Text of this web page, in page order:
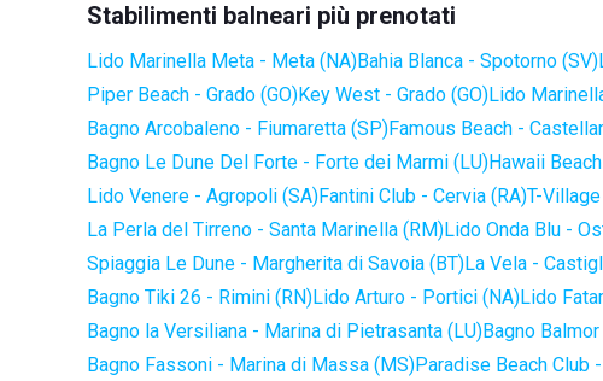
Stabilimenti balneari più prenotati
Lido Marinella Meta - Meta (NA)Bahia Blanca - Spotorno (SV)
Piper Beach - Grado (GO)Key West - Grado (GO)Lido
Bagno Arcobaleno - Fiumaretta (SP)Famous Beach -
Bagno Le Dune Del Forte - Forte dei Marmi (LU)Hawaii
Lido Venere - Agropoli (SA)Fantini Club - Cervia (RA)T-
La Perla del Tirreno - Santa Marinella (RM)Lido Onda Blu -
Spiaggia Le Dune - Margherita di Savoia (BT)La Vela -
Bagno Tiki 26 - Rimini (RN)Lido Arturo - Portici (NA)Lido
Bagno la Versiliana - Marina di Pietrasanta (LU)Bagno
Bagno Fassoni - Marina di Massa (MS)Paradise Beach Club